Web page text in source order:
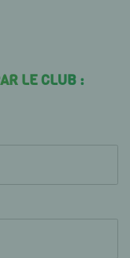
LE CLUB :